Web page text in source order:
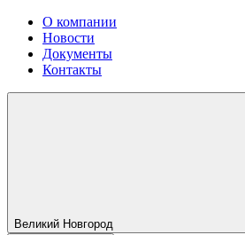
О компании
Новости
Документы
Контакты
Великий Новгород